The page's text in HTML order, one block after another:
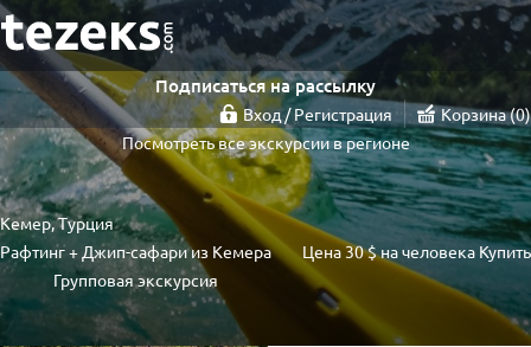
Подписаться на рассылку
Вход / Регистрация Корзина 0
Посмотреть все экскурсии в регионе
Кемер, Турция
Рафтинг + Джип-сафари из Кемера
Групповая экскурсия
Цена30 $на человека Купить